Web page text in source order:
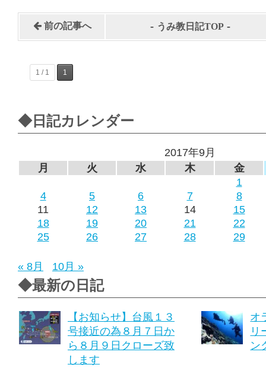
前の記事へ - うみ教日記TOP -
1 / 1 1
◆日記カレンダー
2017年9月
月
火 水 木
金
1
4
5 6 7
8
11
12 13 14
15
18
19 20 21
22
25
26 27 28 29
« 8月 10月 »
◆最新の日記
【お知らせ】台風１３
号接近の為８月７日か
ら８月９日クローズ致
します
オ
リ
ン